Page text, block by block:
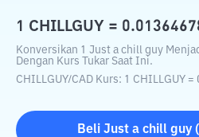
1 CHILLGUY =
Konversikan 1 Just a chill guy
Dengan Kurs Tukar Saat Ini.
CHILLGUY/CAD Kurs: 1 CHILLGUY =
Beli Just a chill guy (